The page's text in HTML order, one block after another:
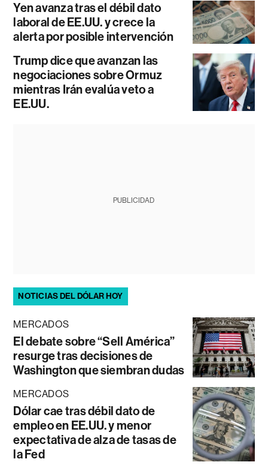
Yen avanza tras el débil dato
laboral de EE.UU. y crece la
alerta por posible intervención
Trump dice que avanzan las
negociaciones sobre Ormuz
mientras Irán evalúa veto a
EE.UU.
PUBLICIDAD
NOTICIAS DEL DÓLAR HOY
MERCADOS
El debate sobre “Sell América”
resurge tras decisiones de
Washington que siembran dudas
MERCADOS
Dólar cae tras débil dato de
empleo en EE.UU. y menor
expectativa de alza de tasas de
la Fed